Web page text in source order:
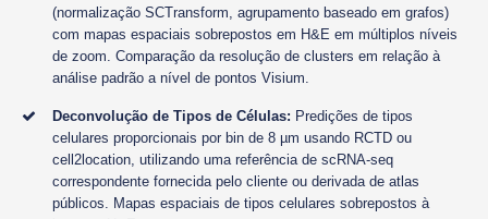
(normalização SCTransform, agrupamento baseado em grafos)
com mapas espaciais sobrepostos em H&E em múltiplos níveis
de zoom. Comparação da resolução de clusters em relação à
análise padrão a nível de pontos Visium.
Deconvolução de Tipos de Células: Predições de tipos
celulares proporcionais por bin de 8 µm usando RCTD ou
cell2location, utilizando uma referência de scRNA-seq
correspondente fornecida pelo cliente ou derivada de atlas
públicos. Mapas espaciais de tipos celulares sobrepostos à